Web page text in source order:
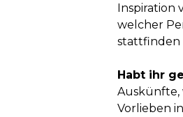
Inspiration
welcher
stattfinden
Habt ihr
Auskünfte,
Vorlieben